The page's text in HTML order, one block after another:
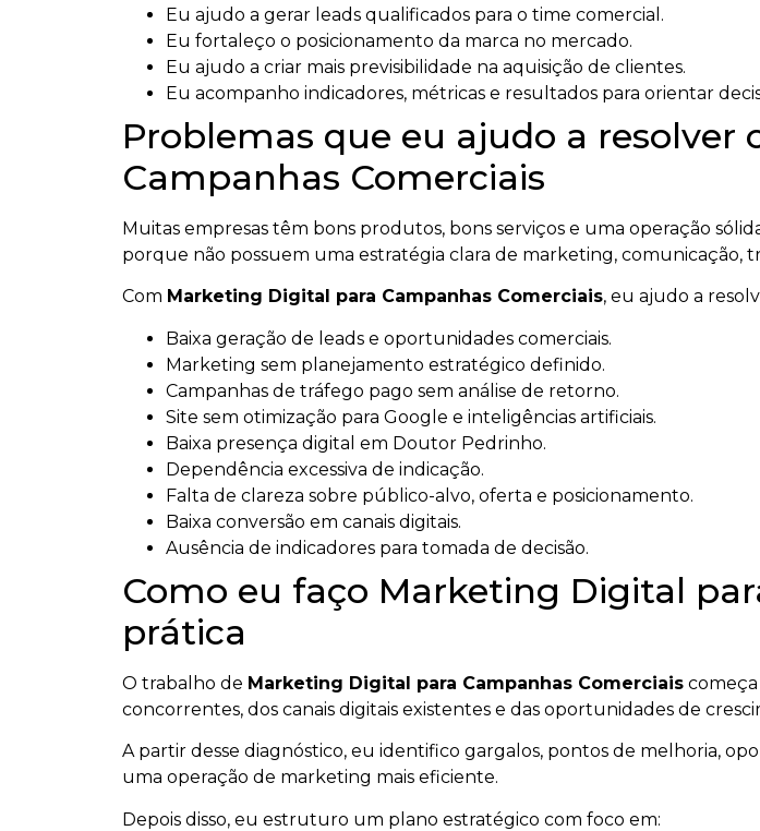
Eu ajudo a gerar leads qualificados para o time comercial.
Eu fortaleço o posicionamento da marca no mercado.
Eu ajudo a criar mais previsibilidade na aquisição de clientes.
Eu acompanho indicadores, métricas e resultados para orientar
Problemas que eu ajudo a
Campanhas Comerciais
Muitas empresas têm bons produtos, bons serviços e uma operação
porque não possuem uma estratégia clara de marketing, comunicação,
Com Marketing Digital para Campanhas Comerciais, eu ajudo a
Baixa geração de leads e oportunidades comerciais.
Marketing sem planejamento estratégico definido.
Campanhas de tráfego pago sem análise de retorno.
Site sem otimização para Google e inteligências artificiais.
Baixa presença digital em Doutor Pedrinho.
Dependência excessiva de indicação.
Falta de clareza sobre público-alvo, oferta e posicionamento.
Baixa conversão em canais digitais.
Ausência de indicadores para tomada de decisão.
Como eu faço Marketing Digital
prática
O trabalho de Marketing Digital para Campanhas Comerciais
concorrentes, dos canais digitais existentes e das oportunidades de
A partir desse diagnóstico, eu identifico gargalos, pontos de melhoria,
uma operação de marketing mais eficiente.
Depois disso, eu estruturo um plano estratégico com foco em: